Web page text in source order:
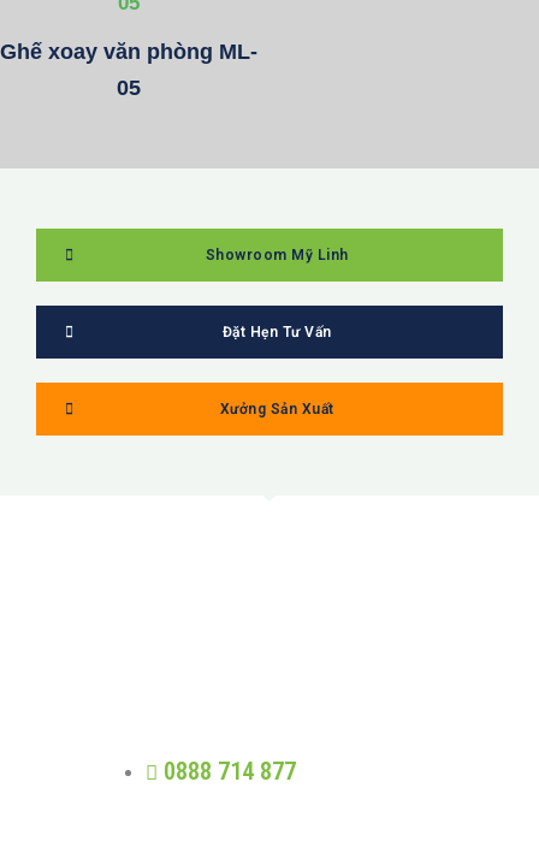
Ghế xoay văn phòng ML-
05
Showroom Mỹ Linh
Đặt Hẹn Tư Vấn
Xưởng Sản Xuất
0888 714 877